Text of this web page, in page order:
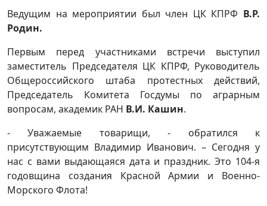
Ведущим на мероприятии был член ЦК КПРФ В.Р.
Родин.
Первым перед участниками встречи выступил
заместитель Председателя ЦК КПРФ, Руководитель
Общероссийского штаба протестных действий,
Председатель Комитета Госдумы по аграрным
вопросам, академик РАН В.И. Кашин.
- Уважаемые товарищи, - обратился к
присутствующим Владимир Иванович. – Сегодня у
нас с вами выдающаяся дата и праздник. Это 104-я
годовщина создания Красной Армии и Военно-
Морского Флота!